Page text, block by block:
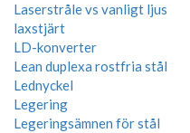
Laserstråle vs vanligt ljus
laxstjärt
LD-konverter
Lean duplexa rostfria stål
Lednyckel
Legering
Legeringsämnen för stål